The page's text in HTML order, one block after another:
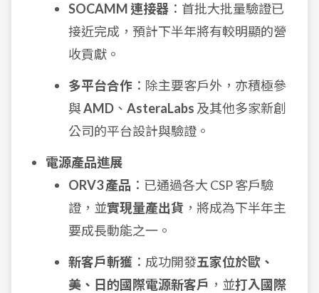
SOCAMM 連接器 ：首批大批量驗證已
接近完成，預計下半年將有較明顯的營
收貢獻。
多平台合作 ：除主要客戶外，亦積極參
與AMD 、 AsteraLabs 及其他多家新創
公司的平台設計與驗證。
電源產品進展
ORV3 產品 ：已通過各大 CSP 客戶驗
證，並實現量產出貨 ，將成為下半年主
要成長動能之一。
新客戶斬獲 ：成功開發五家位於歐、
美、日的國際電源新客戶 ，並打入國際